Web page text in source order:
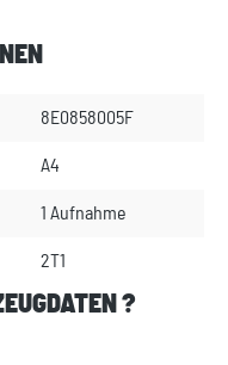
8E0858005F
A4
1 Aufnahme
2T1
?